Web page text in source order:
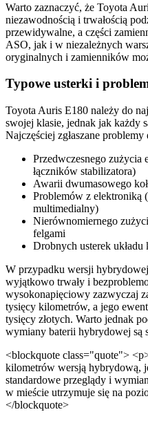
Warto zaznaczyć, że Toyota
niezawodnością i trwałością
przewidywalne, a części
ASO, jak i w niezależnych
oryginalnych i zamienników
Typowe usterki i
Toyota Auris E180 należy do
swojej klasie, jednak jak każdy
Najczęściej zgłaszane problemy
Przedwczesnego zużycia
łączników stabilizatora)
Awarii dwumasowego
Problemów z elektroniką
multimedialny)
Nierównomiernego
felgami
Drobnych usterek układu
W przypadku wersji
wyjątkowo trwały i
wysokonapięciowy zazwyczaj
tysięcy kilometrów, a jego
tysięcy złotych. Warto jednak
wymiany baterii hybrydowej są
<blockquote class="quote">
kilometrów wersją hybrydową,
standardowe przeglądy i
w mieście utrzymuje się na
</blockquote>